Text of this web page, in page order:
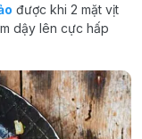
được khi 2 mặt vịt
dậy lên cực hấp